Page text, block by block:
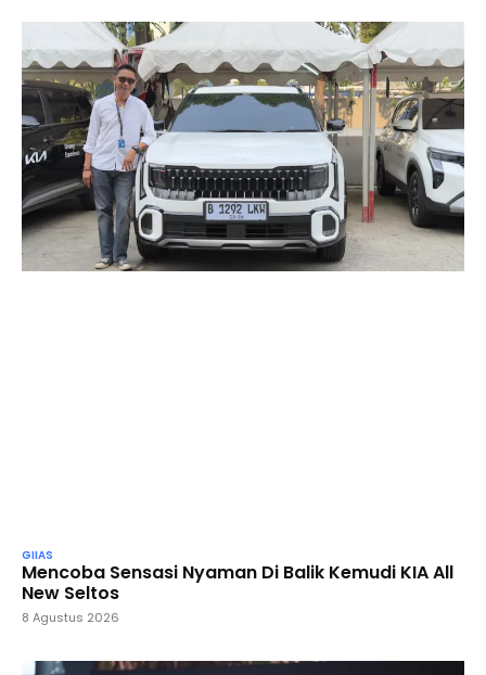
GIIAS
Mencoba Sensasi Nyaman Di Balik Kemudi KIA All
New Seltos
8 Agustus 2026